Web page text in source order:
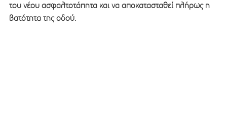
του νέου ασφαλτοτάπητα και να αποκατασταθεί πλήρως η
βατότητα της οδού.